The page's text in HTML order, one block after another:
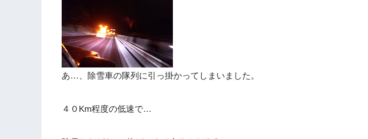
あ…、除雪車の隊列に引っ掛かってしまいました。
４０Km程度の低速で…